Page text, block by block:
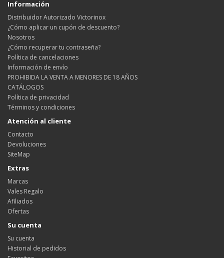
Información
Distribuidor Autorizado Victorinox
¿Cómo aplicar un cupón de descuento?
Nosotros
¿Cómo recuperar tu contraseña?
Política de cancelaciones
Información de envío
PROHIBIDA LA VENTA A MENORES DE 18 AÑOS
CATÁLOGOS
Política de privacidad
Términos y condiciones
Atención al cliente
Contacto
Devoluciones
SiteMap
Extras
Marcas
Vales Regalo
Afiliados
Ofertas
Su cuenta
Su cuenta
Historial de pedidos